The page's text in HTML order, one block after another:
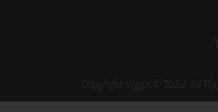
Copyright Viggot © 2023. All